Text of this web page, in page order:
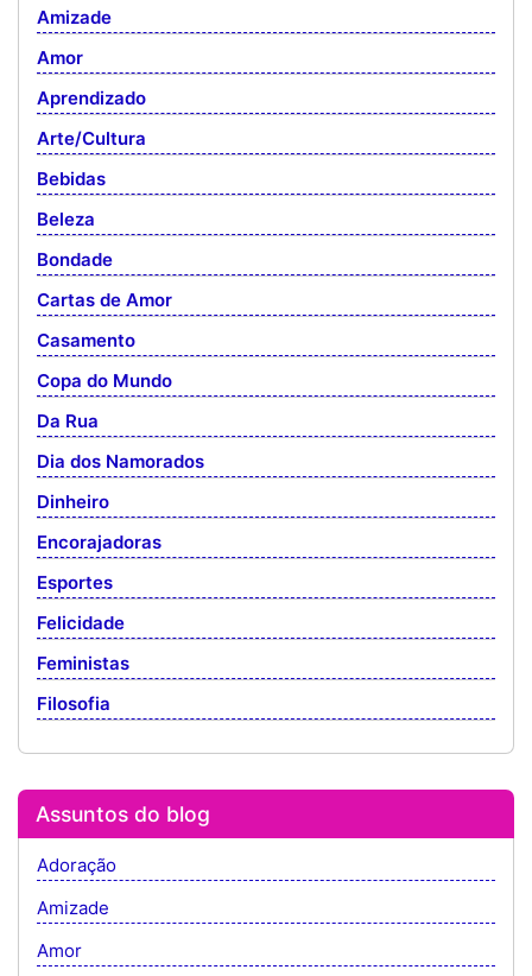
Amizade
Amor
Aprendizado
Arte/Cultura
Bebidas
Beleza
Bondade
Cartas de Amor
Casamento
Copa do Mundo
Da Rua
Dia dos Namorados
Dinheiro
Encorajadoras
Esportes
Felicidade
Feministas
Filosofia
Assuntos do blog
Adoração
Amizade
Amor